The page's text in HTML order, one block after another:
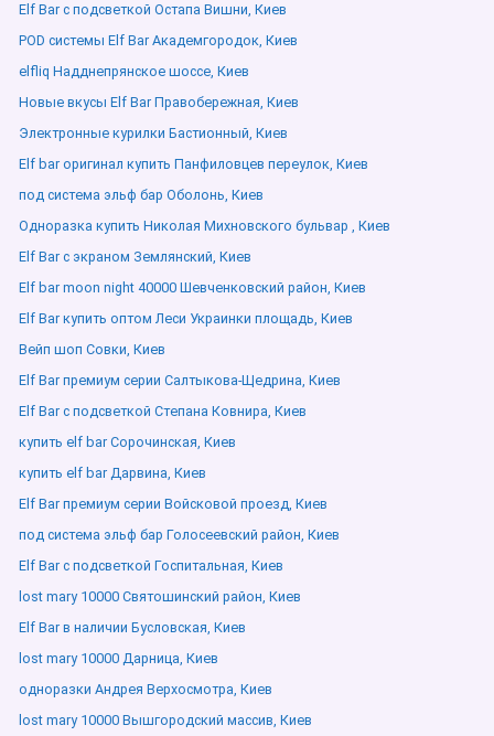
Elf Bar с подсветкой Остапа Вишни, Киев
POD системы Elf Bar Академгородок, Киев
elfliq Надднепрянское шоссе, Киев
Новые вкусы Elf Bar Правобережная, Киев
Электронные курилки Бастионный, Киев
Elf bar оригинал купить Панфиловцев переулок, Киев
под система эльф бар Оболонь, Киев
Одноразка купить Николая Михновского бульвар , Киев
Elf Bar с экраном Землянский, Киев
Elf bar moon night 40000 Шевченковский район, Киев
Elf Bar купить оптом Леси Украинки площадь, Киев
Вейп шоп Совки, Киев
Elf Bar премиум серии Салтыкова-Щедрина, Киев
Elf Bar с подсветкой Степана Ковнира, Киев
купить elf bar Сорочинская, Киев
купить elf bar Дарвина, Киев
Elf Bar премиум серии Войсковой проезд, Киев
под система эльф бар Голосеевский район, Киев
Elf Bar с подсветкой Госпитальная, Киев
lost mary 10000 Святошинский район, Киев
Elf Bar в наличии Бусловская, Киев
lost mary 10000 Дарница, Киев
одноразки Андрея Верхосмотра, Киев
lost mary 10000 Вышгородский массив, Киев